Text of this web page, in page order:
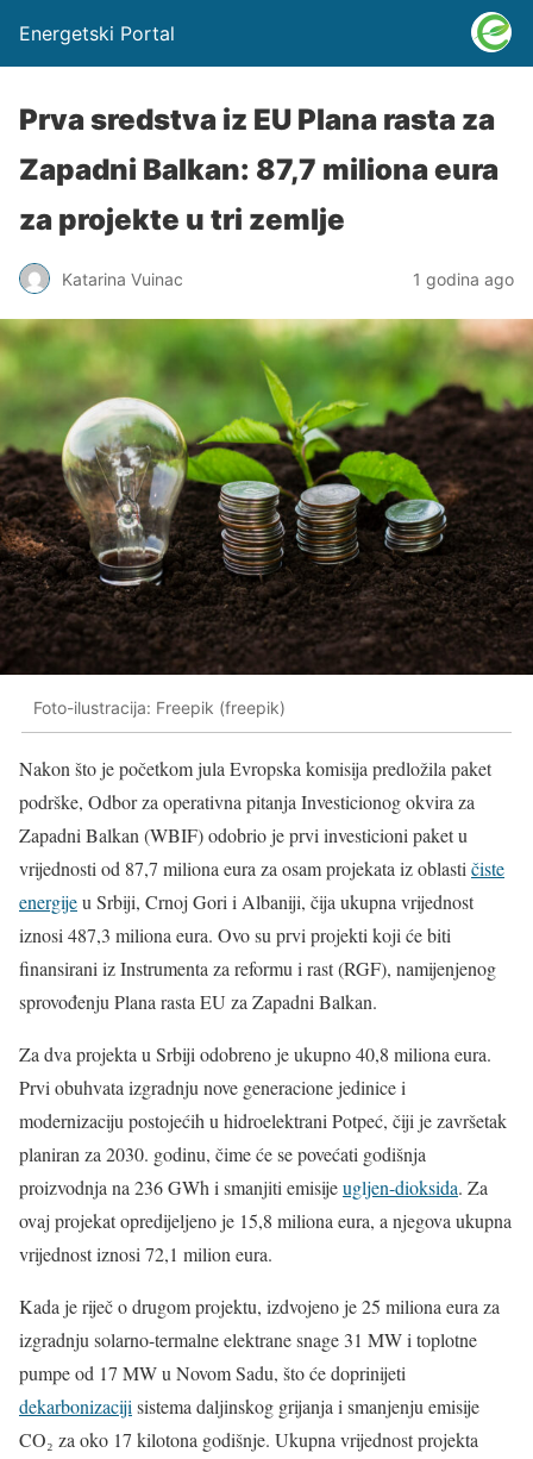
Energetski Portal
Prva sredstva iz EU Plana rasta za
Zapadni Balkan: 87,7 miliona eura
za projekte u tri zemlje
Katarina Vuinac 1 godina ago
Foto-ilustracija: Freepik (freepik)
Nakon što je početkom jula Evropska komisija predložila paket
podrške, Odbor za operativna pitanja Investicionog okvira za
Zapadni Balkan (WBIF) odobrio je prvi investicioni paket u
vrijednosti od 87,7 miliona eura za osam projekata iz oblastičiste
energijeu Srbiji, Crnoj Gori i Albaniji, čija ukupna vrijednost
iznosi 487,3 miliona eura. Ovo su prvi projekti koji će biti
finansirani iz Instrumenta za reformu i rast (RGF), namijenjenog
sprovođenju Plana rasta EU za Zapadni Balkan.
Za dva projekta u Srbiji odobreno je ukupno 40,8 miliona eura.
Prvi obuhvata izgradnju nove generacione jedinice i
modernizaciju postojećih u hidroelektrani Potpeć, čiji je završetak
planiran za 2030. godinu, čime će se povećati godišnja
proizvodnja na 236 GWh i smanjiti emisijeugljen-dioksida. Za
ovaj projekat opredijeljeno je 15,8 miliona eura, a njegova ukupna
vrijednost iznosi 72,1 milion eura.
Kada je riječ o drugom projektu, izdvojeno je 25 miliona eura za
izgradnju solarno-termalne elektrane snage 31 MW i toplotne
pumpe od 17 MW u Novom Sadu, što će doprinijeti
dekarbonizacijisistema daljinskog grijanja i smanjenju emisije
CO₂ za oko 17 kilotona godišnje. Ukupna vrijednost projekta